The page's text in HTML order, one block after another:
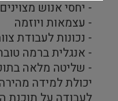
- יחסי אנוש מצוינים
- עצמאות ויוזמה
- נכונות לעבודת
- אנגלית ברמה
- שליטה מלאה
יכולת למידה מהירה